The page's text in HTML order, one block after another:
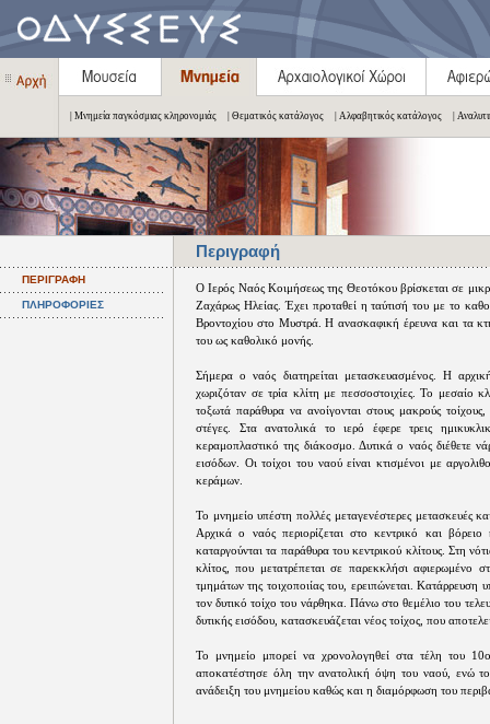
| Μνημεία παγκόσμιας κληρονομιάς | Θεματικός κατάλογος | Αλφαβητικός κατάλογος |
Περιγραφή
ΠΕΡΙΓΡΑΦΗ
ΠΛΗΡΟΦΟΡΙΕΣ
Ο Ιερός Ναός Κοιμήσεως της Θεοτόκου βρίσκεται σε
Ζαχάρως Ηλείας. Έχει προταθεί η ταύτισή του με το
Βροντοχίου στο Μυστρά. Η ανασκαφική έρευνα και τα
του ως καθολικό μονής.
Σήμερα ο ναός διατηρείται μετασκευασμένος. Η
χωριζόταν σε τρία κλίτη με πεσσοστοιχίες. Το μεσαίο
τοξωτά παράθυρα να ανοίγονται στους μακρούς
στέγες. Στα ανατολικά το ιερό έφερε τρεις
κεραμοπλαστικό της διάκοσμο. Δυτικά ο ναός διέθετε
εισόδων. Οι τοίχοι του ναού είναι κτισμένοι με
κεράμων.
Το μνημείο υπέστη πολλές μεταγενέστερες μετασκευές
Αρχικά ο ναός περιορίζεται στο κεντρικό και
καταργούνται τα παράθυρα του κεντρικού κλίτους. Στη
κλίτος, που μετατρέπεται σε παρεκκλήσι
τμημάτων της τοιχοποιίας του, ερειπώνεται. Κατάρρευση
τον δυτικό τοίχο του νάρθηκα. Πάνω στο θεμέλιο του
δυτικής εισόδου, κατασκευάζεται νέος τοίχος, που
Το μνημείο μπορεί να χρονολογηθεί στα τέλη του
αποκατέστησε όλη την ανατολική όψη του ναού, ενώ
ανάδειξη του μνημείου καθώς και η διαμόρφωση του